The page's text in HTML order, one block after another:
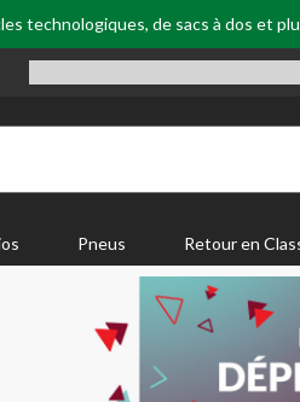
technologiques, de sacs à dos et
Pneus Retour en